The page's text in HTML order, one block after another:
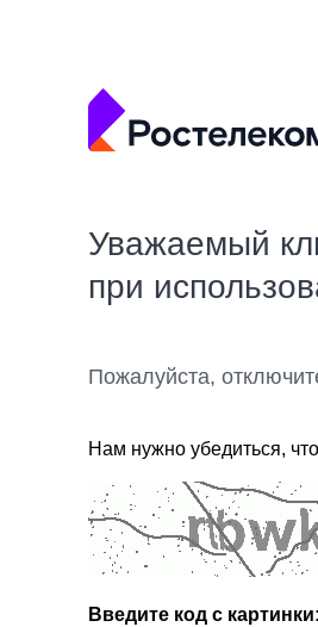
Уважаемый
при
Пожалуйста,
Нам нужно убедиться,
Введите код с картинки: